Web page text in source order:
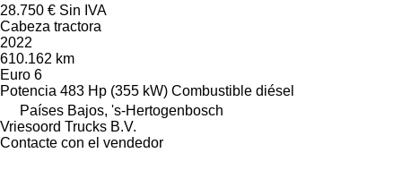
28.750 € Sin IVA
Cabeza tractora
2022
610.162 km
Euro 6
Potencia 483 Hp (355 kW) Combustible diésel
Países Bajos, 's-Hertogenbosch
Vriesoord Trucks B.V.
Contacte con el vendedor